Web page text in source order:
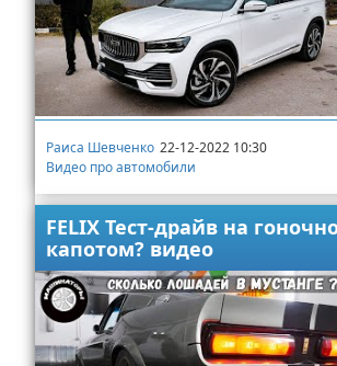
Раиса Шевченко 22-12-2022 10:30
Видео про автомобили
FELIX Тест-драйв на
капотом? видео